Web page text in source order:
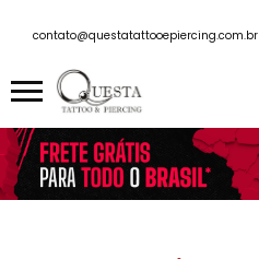
contato@questatattooepiercing.com.br